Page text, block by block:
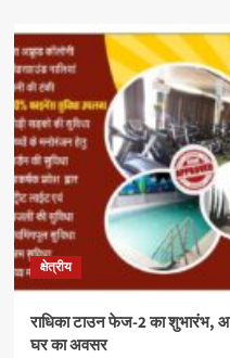
क्षेत्रीय
राधिका टाउन फेज-2 का शुभारंभ,
घर का अवसर